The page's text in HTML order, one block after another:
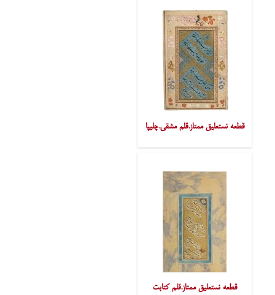
قطعه نستعلیق ممتاز.قلم مشقی.چلیپا
قطعه نستعلیق ممتاز.قلم کتابت